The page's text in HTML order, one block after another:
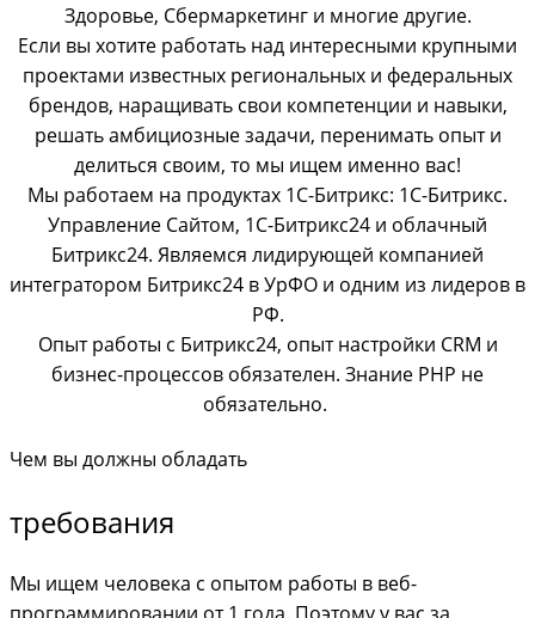
Здоровье, Сбермаркетинг и многие другие.
Если вы хотите работать над интересными крупными
проектами известных региональных и федеральных
брендов, наращивать свои компетенции и навыки,
решать амбициозные задачи, перенимать опыт и
делиться своим, то мы ищем именно вас!
Мы работаем на продуктах 1С-Битрикс: 1С-Битрикс.
Управление Сайтом, 1С-Битрикс24 и облачный
Битрикс24. Являемся лидирующей компанией
интегратором Битрикс24 в УрФО и одним из лидеров в
РФ.
Опыт работы с Битрикс24, опыт настройки CRM и
бизнес-процессов обязателен. Знание PHP не
обязательно.
Чем вы должны обладать
требования
Мы ищем человека с опытом работы в веб-